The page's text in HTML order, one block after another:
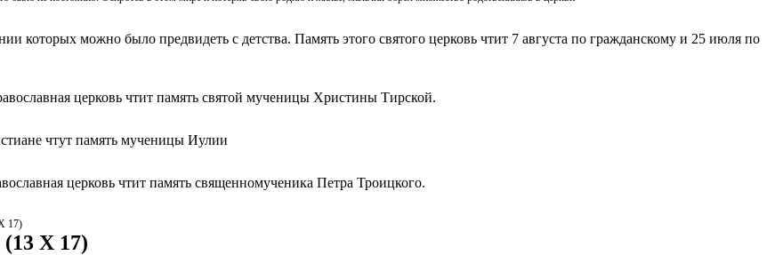
которых можно было предвидеть с детства. Память этого святого церковь чтит 7 августа по гражданскому и 25 июля по
церковь чтит память святой мученицы Христины Тирской.
чтут память мученицы Иулии
церковь чтит память священномученика Петра Троицкого.
17)
Х 17)